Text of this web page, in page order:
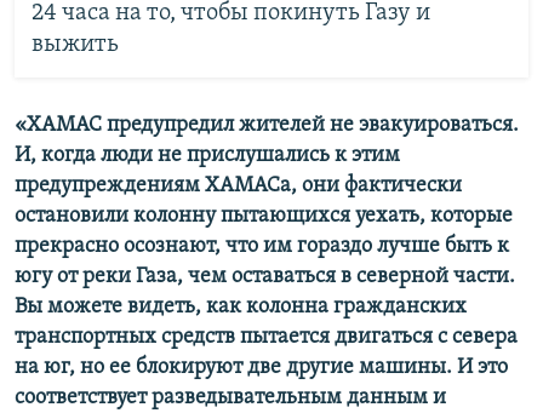
24 часа на то, чтобы покинуть Газу и
выжить
«ХАМАС предупредил жителей не эвакуироваться.
И, когда люди не прислушались к этим
предупреждениям ХАМАСа, они фактически
остановили колонну пытающихся уехать, которые
прекрасно осознают, что им гораздо лучше быть к
югу от реки Газа, чем оставаться в северной части.
Вы можете видеть, как колонна гражданских
транспортных средств пытается двигаться с севера
на юг, но ее блокируют две другие машины. И это
соответствует разведывательным данным и